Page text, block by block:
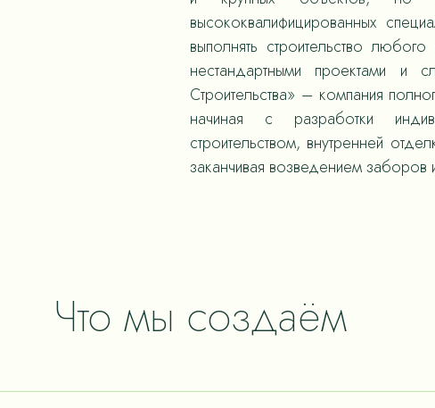
высококвалифицированных
выполнять строительство
нестандартными проектами и
Строительства» – компания
начиная с разработки
строительством, внутренней
заканчивая возведением заборов
Что мы создаём